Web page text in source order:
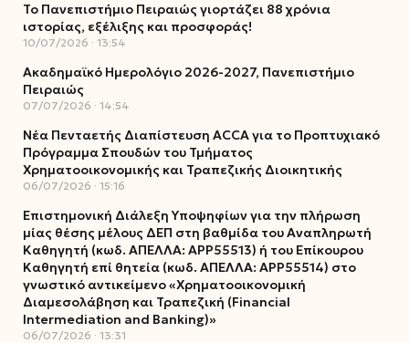
Το Πανεπιστήμιο Πειραιώς γιορτάζει 88 χρόνια
ιστορίας, εξέλιξης και προσφοράς!
10/07/2026 13:54
Ακαδημαϊκό Ημερολόγιο 2026-2027, Πανεπιστήμιο
Πειραιώς
07/07/2026 14:54
Νέα Πενταετής Διαπίστευση ACCA για το Προπτυχιακό
Πρόγραμμα Σπουδών του Τμήματος
Χρηματοοικονομικής και Τραπεζικής Διοικητικής
06/07/2026 15:16
Επιστημονική Διάλεξη Υποψηφίων για την πλήρωση
μίας θέσης μέλους ΔΕΠ στη βαθμίδα του Αναπληρωτή
Καθηγητή (κωδ. ΑΠΕΛΛΑ: ΑΡΡ55513) ή του Επίκουρου
Καθηγητή επί θητεία (κωδ. ΑΠΕΛΛΑ: ΑΡΡ55514) στο
γνωστικό αντικείμενο «Χρηματοοικονομική
Διαμεσολάβηση και Τραπεζική (Financial
Intermediation and Banking)»
06/07/2026 13:31